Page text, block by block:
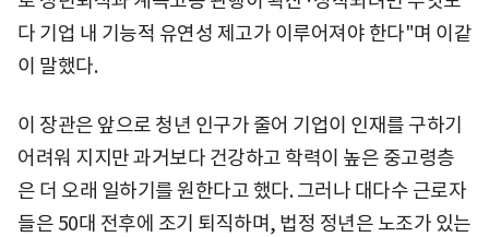
다 기업 내 기능적 유연성 제고가 이루어져야 한다"며 이같
이 말했다.
이 장관은 앞으로 청년 인구가 줄어 기업이 인재를 구하기
어려워 지지만 과거보다 건강하고 학력이 높은 중고령층
은 더 오래 일하기를 원한다고 했다. 그러나 대다수 근로자
들은 50대 전후에 조기 퇴직하며, 법정 정년은 노조가 있는